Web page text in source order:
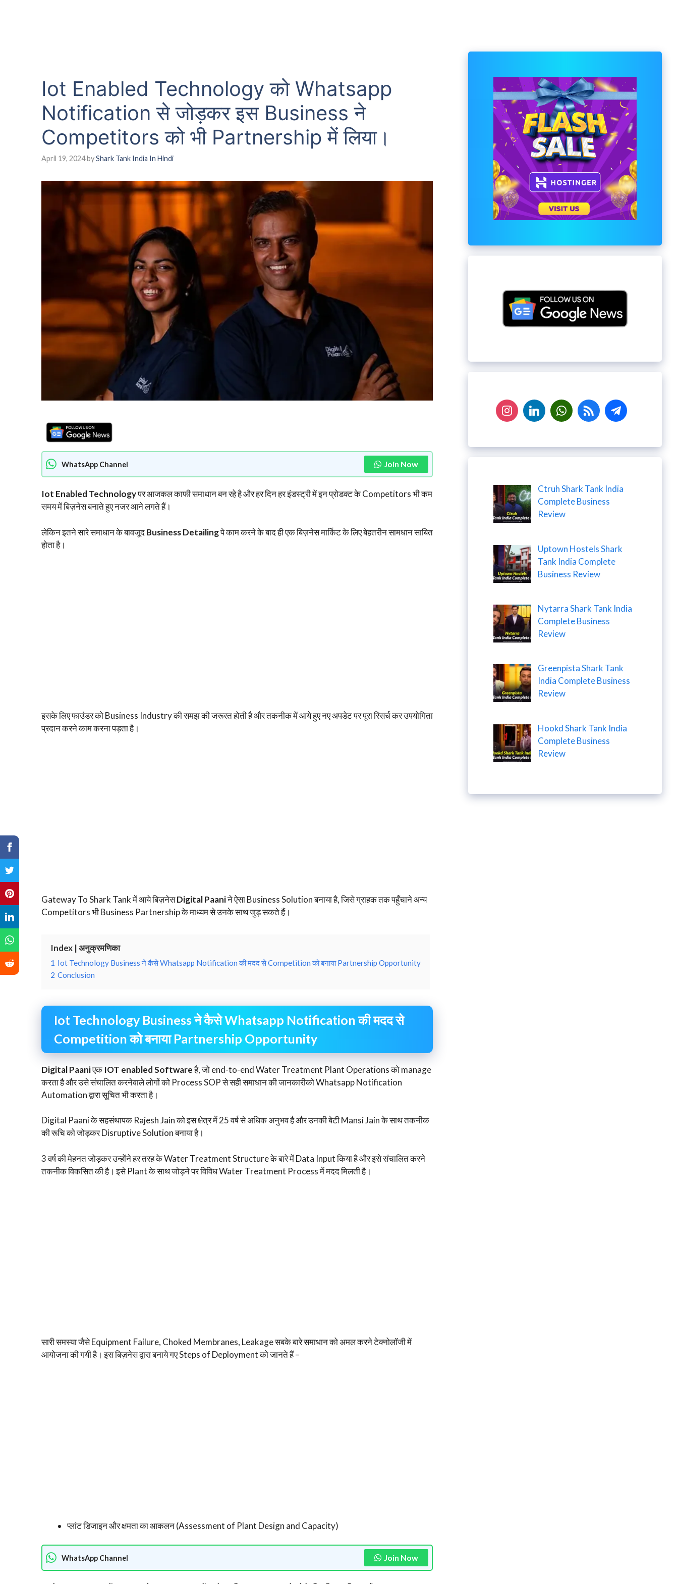
Iot Enabled Technology को Whatsapp
Notification से जोड़कर इस Business ने
Competitors को भी Partnership में लिया।
April 19, 2024byShark Tank India In Hindi
WhatsApp Channel Join Now
Iot Enabled Technologyपर आजकल काफी समाधान बन रहे है और हर दिन हर इंडस्ट्री में इन प्रोडक्ट के Competitors भी कम
समय में बिज़नेस बनाते हुए नजर आने लगते हैं।
लेकिन इतने सारे समाधान के बावजूदBusiness Detailingपे काम करने के बाद ही एक बिज़नेस मार्किट के लिए बेहतरीन सामधान साबित
होता है।
इसके लिए फाउंडर को Business Industry की समझ की जरूरत होती है और तकनीक में आये हुए नए अपडेट पर पूरा रिसर्च कर उपयोगिता
प्रदान करने काम करना पड़ता है।
Gateway To Shark Tank में आये बिज़नेसDigital Paaniने ऐसा Business Solution बनाया है, जिसे ग्राहक तक पहुँचाने अन्य
Competitors भी Business Partnership के माध्यम से उनके साथ जुड़ सकते हैं।
Index | अनुक्रमणिका
1 Iot Technology Business ने कैसे Whatsapp Notification की मदद से Competition को बनाया Partnership Opportunity
2 Conclusion
Iot Technology Business ने कैसे Whatsapp Notification की मदद से
Competition को बनाया Partnership Opportunity
Digital Paaniएक IOT enabled Softwareहै, जो end-to-end Water Treatment Plant Operations को manage
करता है और उसे संचालित करनेवाले लोगों को Process SOP से सही समाधान की जानकारीको Whatsapp Notification
Automation द्वारा सूचित भी करता है।
Digital Paani के सहसंथापक Rajesh Jain को इस क्षेत्र में 25 वर्ष से अधिक अनुभव है और उनकी बेटी Mansi Jain के साथ तकनीक
की रूचि को जोड़कर Disruptive Solution बनाया है।
3 वर्ष की मेहनत जोड़कर उन्होंने हर तरह के Water Treatment Structure के बारे में Data Input किया है और इसे संचालित करने
तकनीक विकसित की है। इसे Plant के साथ जोड़ने पर विविध Water Treatment Process में मदद मिलती है।
सारी समस्या जैसे Equipment Failure, Choked Membranes, Leakage सबके बारे समाधान को अमल करने टेक्नोलॉजी में
आयोजना की गयी है। इस बिज़नेस द्वारा बनाये गए Steps of Deployment को जानते हैं –
प्लांट डिजाइन और क्षमता का आकलन (Assessment of Plant Design and Capacity)
WhatsApp Channel Join Now
Ctruh Shark Tank India
Complete Business
Review
Uptown Hostels Shark
Tank India Complete
Business Review
Nytarra Shark Tank India
Complete Business
Review
Greenpista Shark Tank
India Complete Business
Review
Hookd Shark Tank India
Complete Business
Review